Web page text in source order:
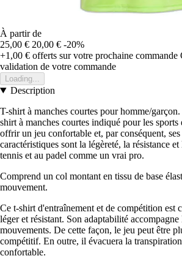
À partir de
25,00 € 20,00 € -20%
+1,00 € offerts sur votre prochaine commande
validation de votre commande
Loading...
Description
T-shirt à manches courtes pour homme/
shirt à manches courtes indiqué pour les sports
offrir un jeu confortable et, par conséquent,
caractéristiques sont la légèreté, la résistance
tennis et au padel comme un vrai pro.
Comprend un col montant en tissu de base
mouvement.
Ce t-shirt d'entraînement et de compétition est
léger et résistant. Son adaptabilité
mouvements. De cette façon, le jeu peut être
compétitif. En outre, il évacuera la
confortable.